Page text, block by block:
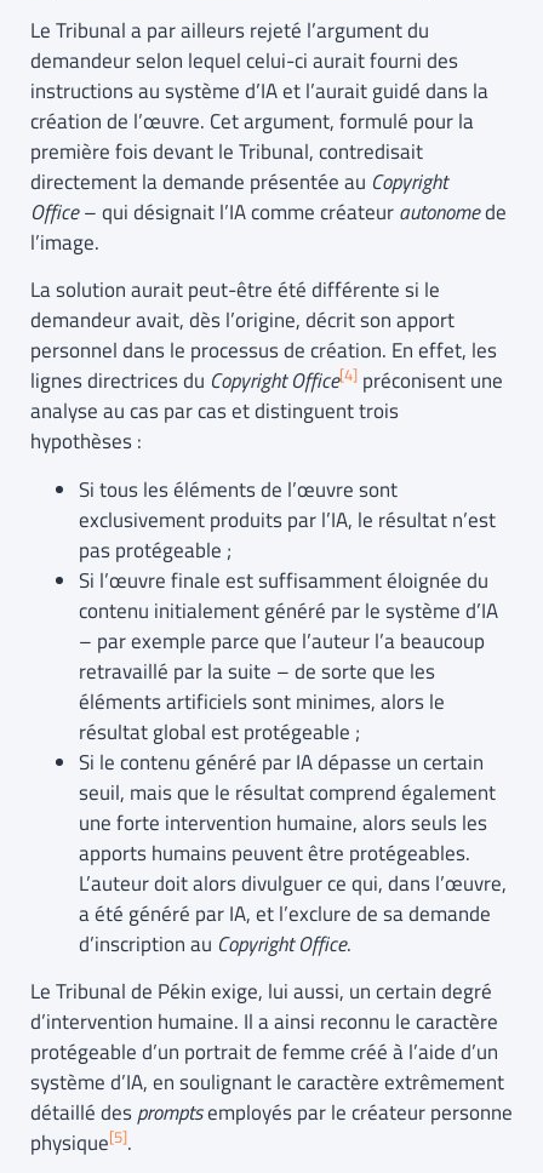
Le Tribunal a par ailleurs rejeté l’argument du
demandeur selon lequel celui-ci aurait fourni des
instructions au système d’IA et l’aurait guidé dans la
création de l’œuvre. Cet argument, formulé pour la
première fois devant le Tribunal, contredisait
directement la demande présentée au Copyright
Office– qui désignait l’IA comme créateurautonomede
l’image.
La solution aurait peut-être été différente si le
demandeur avait, dès l’origine, décrit son apport
personnel dans le processus de création. En effet, les
lignes directrices du Copyright Office[4] préconisent une
analyse au cas par cas et distinguent trois
hypothèses :
Si tous les éléments de l’œuvre sont
exclusivement produits par l’IA, le résultat n’est
pas protégeable ;
Si l’œuvre finale est suffisamment éloignée du
contenu initialement généré par le système d’IA
– par exemple parce que l’auteur l’a beaucoup
retravaillé par la suite – de sorte que les
éléments artificiels sont minimes, alors le
résultat global est protégeable ;
Si le contenu généré par IA dépasse un certain
seuil, mais que le résultat comprend également
une forte intervention humaine, alors seuls les
apports humains peuvent être protégeables.
L’auteur doit alors divulguer ce qui, dans l’œuvre,
a été généré par IA, et l’exclure de sa demande
d’inscription au Copyright Office.
Le Tribunal de Pékin exige, lui aussi, un certain degré
d’intervention humaine. Il a ainsi reconnu le caractère
protégeable d’un portrait de femme créé à l’aide d’un
système d’IA, en soulignant le caractère extrêmement
détaillé despromptsemployés par le créateur personne
physique[5].